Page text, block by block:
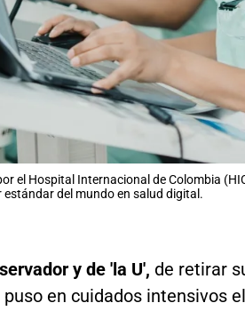
el Hospital Internacional de Colombia
estándar del mundo en salud digital.
y de 'la U', de retirar
puso en cuidados intensivos el